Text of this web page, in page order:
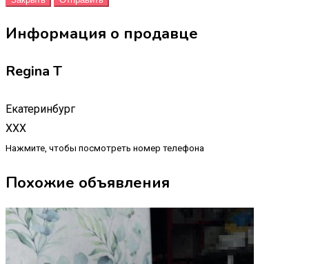
Информация о продавце
Regina T
Екатеринбург
XXX
Нажмите, чтобы посмотреть номер телефона
Похожие объявления